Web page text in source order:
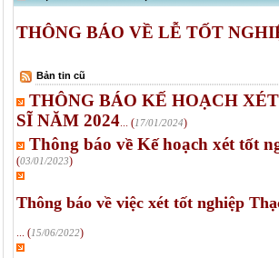
THÔNG BÁO VỀ LỄ TỐT
Bản tin cũ
THÔNG BÁO KẾ HOẠCH
SĨ NĂM 2024... (17/01/2024)
Thông báo về Kế hoạch xét tốt
(03/01/2023)
Thông báo về việc xét tốt nghiệp
... (15/06/2022)